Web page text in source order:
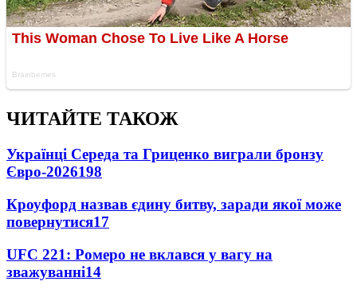
ЧИТАЙТЕ ТАКОЖ
Українці Середа та Гриценко виграли бронзу
Євро-2026198
Кроуфорд назвав єдину битву, заради якої може
повернутися17
UFC 221: Ромеро не вклався у вагу на
зважуванні14